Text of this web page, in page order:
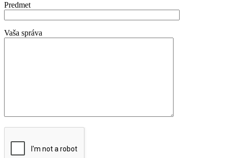
Predmet
Vaša správa